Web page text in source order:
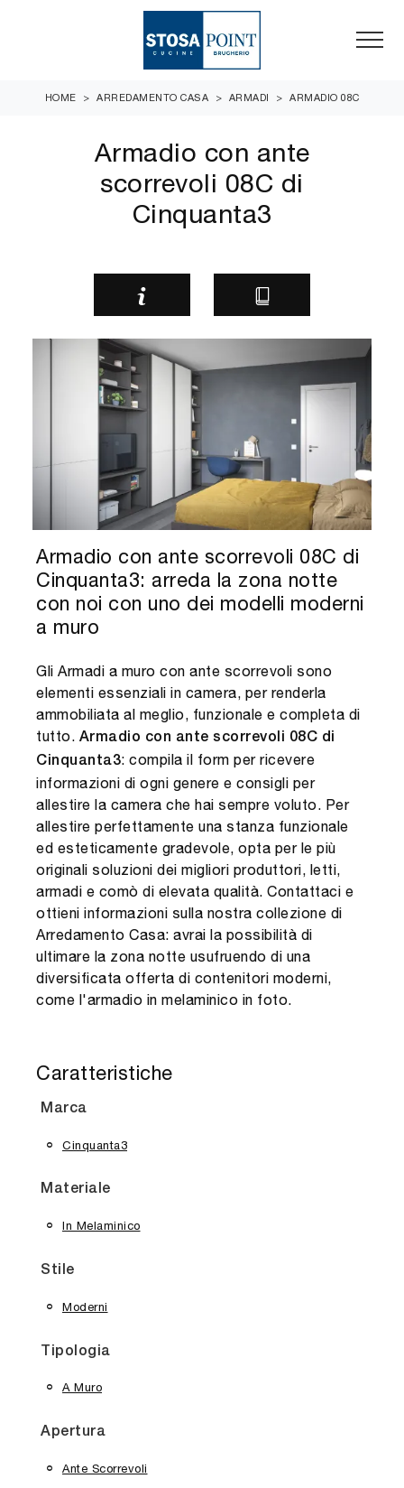
HOME > ARREDAMENTO CASA > ARMADI > ARMADIO 08C
Armadio con ante
scorrevoli 08C di
Cinquanta3
Armadio con ante scorrevoli 08C di
Cinquanta3: arreda la zona notte
con noi con uno dei modelli moderni
a muro
Gli Armadi a muro con ante scorrevoli sono
elementi essenziali in camera, per renderla
ammobiliata al meglio, funzionale e completa di
tutto. Armadio con ante scorrevoli 08C di
Cinquanta3: compila il form per ricevere
informazioni di ogni genere e consigli per
allestire la camera che hai sempre voluto. Per
allestire perfettamente una stanza funzionale
ed esteticamente gradevole, opta per le più
originali soluzioni dei migliori produttori, letti,
armadi e comò di elevata qualità. Contattaci e
ottieni informazioni sulla nostra collezione di
Arredamento Casa: avrai la possibilità di
ultimare la zona notte usufruendo di una
diversificata offerta di contenitori moderni,
come l'armadio in melaminico in foto.
Caratteristiche
Marca
Cinquanta3
Materiale
In Melaminico
Stile
Moderni
Tipologia
A Muro
Apertura
Ante Scorrevoli